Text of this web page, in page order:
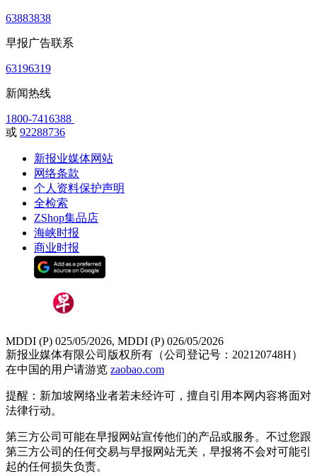
63883838
早报广告联系
63196319
新闻热线
1800-7416388
或 92288736
新报业媒体网站
网络条款
个人资料保护声明
全检索
ZShop集品店
海峡时报
商业时报
MDDI (P) 025/05/2026, MDDI (P) 026/05/2026
新报业媒体有限公司版权所有（公司登记号：202120748H）
在中国的用户请游览 zaobao.com
提醒：新加坡网络业者若未经许可，擅自引用本网内容将面对
法律行动。
第三方公司可能在早报网站宣传他们的产品或服务。不过您跟
第三方公司的任何交易与早报网站无关，早报将不会对可能引
起的任何损失负责。